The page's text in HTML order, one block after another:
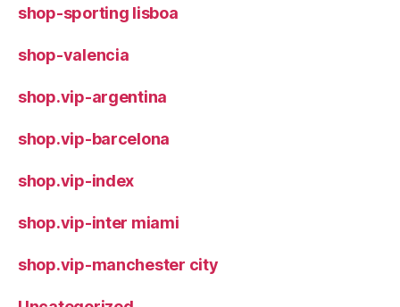
shop-sporting lisboa
shop-valencia
shop.vip-argentina
shop.vip-barcelona
shop.vip-index
shop.vip-inter miami
shop.vip-manchester city